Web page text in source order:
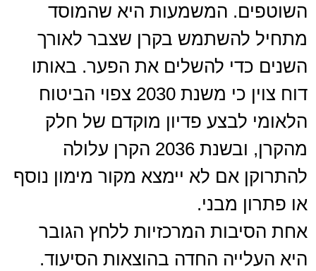
השוטפים. המשמעות היא שהמוסד
מתחיל להשתמש בקרן שצבר לאורך
השנים כדי להשלים את הפער. באותו
דוח צוין כי משנת 2030 צפוי הביטוח
הלאומי לבצע פדיון מוקדם של חלק
מהקרן, ובשנת 2036 הקרן עלולה
להתרוקן אם לא יימצא מקור מימון נוסף
או פתרון מבני.
אחת הסיבות המרכזיות ללחץ הגובר
היא העלייה החדה בהוצאות הסיעוד.